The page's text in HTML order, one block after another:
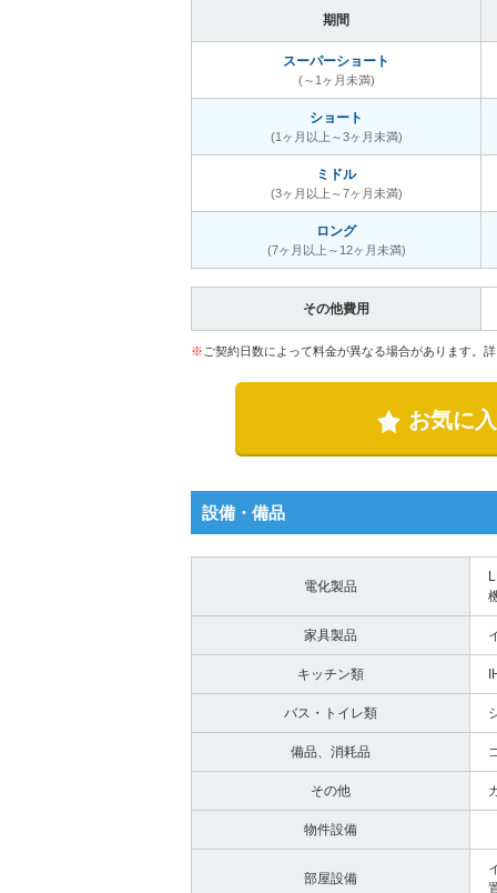
期間
スーパーショート
(～1ヶ月未満)
ショート
(1ヶ月以上～3ヶ月未満)
ミドル
(3ヶ月以上～7ヶ月未満)
ロング
(7ヶ月以上～12ヶ月未満)
その他費用
※ ご契約日数によって料金が異なる場合があります。
お気に
設備・備品
電化製品
家具製品
キッチン類
バス・トイレ類
備品、消耗品
その他
物件設備
部屋設備